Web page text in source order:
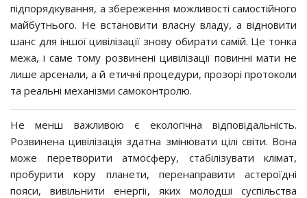
підпорядкування, а збереження можливості самостійного
майбутнього. Не встановити власну владу, а відновити
шанс для іншої цивілізації знову обирати самій. Це тонка
межа, і саме тому розвинені цивілізації повинні мати не
лише арсенали, а й етичні процедури, прозорі протоколи
та реальні механізми самоконтролю.
Не менш важливою є екологічна відповідальність.
Розвинена цивілізація здатна змінювати цілі світи. Вона
може перетворити атмосферу, стабілізувати клімат,
пробурити кору планети, перенаправити астероїдні
пояси, вивільнити енергії, яких молодші суспільства